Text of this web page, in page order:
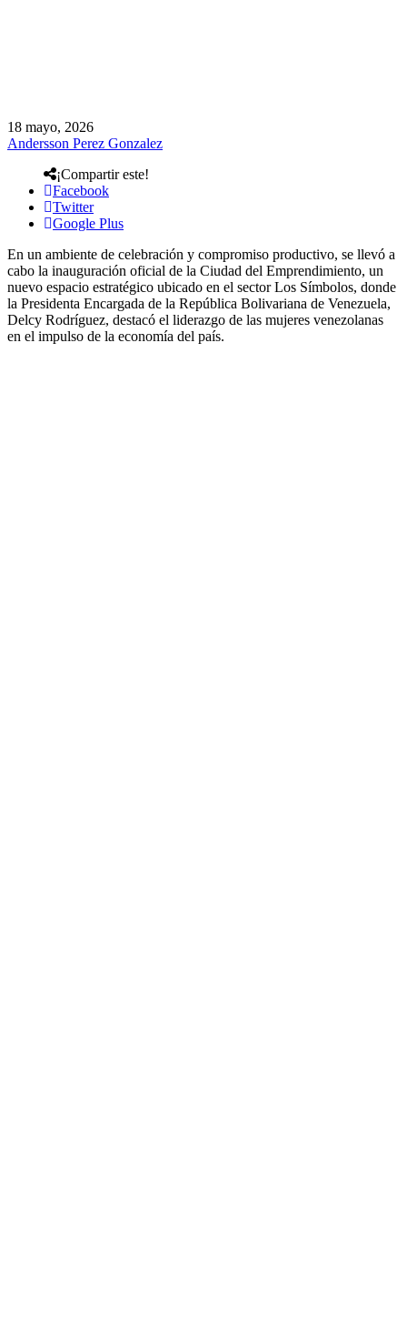
18 mayo, 2026
Andersson Perez Gonzalez
¡Compartir este!
Facebook
Twitter
Google Plus
En un ambiente de celebración y compromiso productivo, se llevó a
cabo la inauguración oficial de la Ciudad del Emprendimiento, un
nuevo espacio estratégico ubicado en el sector Los Símbolos, donde
la Presidenta Encargada de la República Bolivariana de Venezuela,
Delcy Rodríguez, destacó el liderazgo de las mujeres venezolanas
en el impulso de la economía del país.